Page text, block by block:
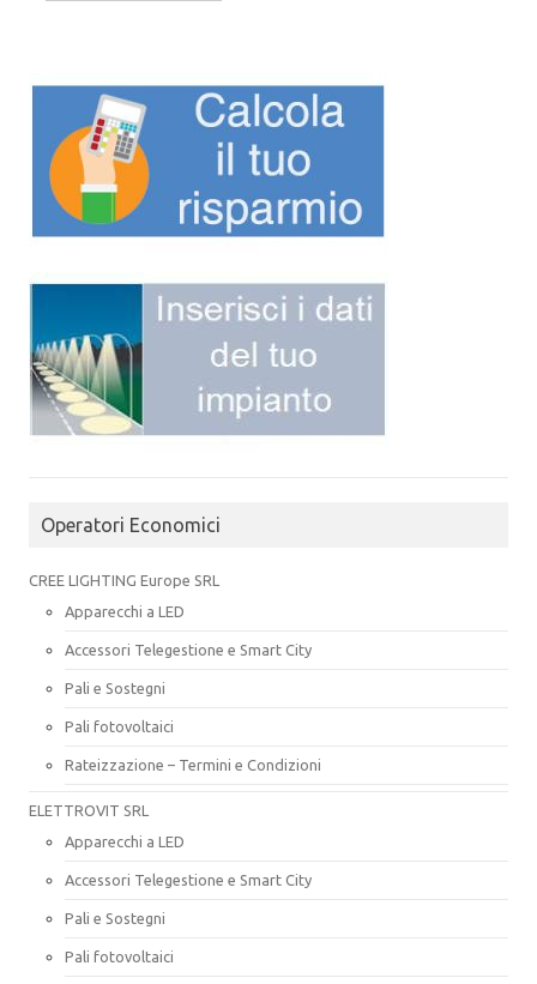
Operatori Economici
CREE LIGHTING Europe SRL
Apparecchi a LED
Accessori Telegestione e Smart City
Pali e Sostegni
Pali fotovoltaici
Rateizzazione – Termini e Condizioni
ELETTROVIT SRL
Apparecchi a LED
Accessori Telegestione e Smart City
Pali e Sostegni
Pali fotovoltaici